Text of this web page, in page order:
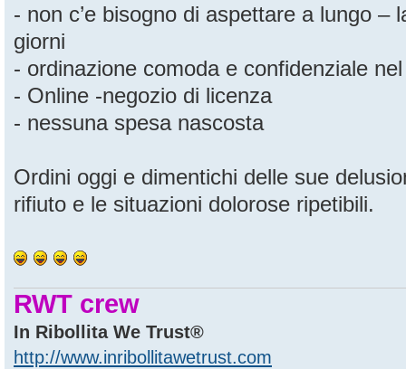
- non c’e bisogno di aspettare a lungo –
giorni
- ordinazione comoda e confidenziale
- Online -negozio di licenza
- nessuna spesa nascosta
Ordini oggi e dimentichi delle sue
rifiuto e le situazioni dolorose ripetibili.
RWT crew
In Ribollita We Trust®
http://www.inribollitawetrust.com